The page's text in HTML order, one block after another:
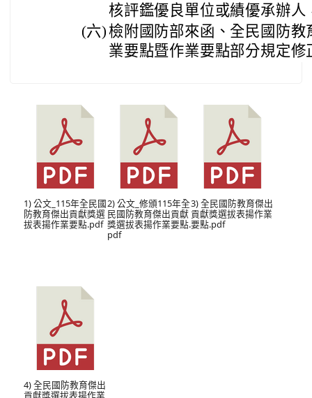
核評鑑優良單位或績優承辦
(六) 檢附國防部來函、全民國防
業要點暨作業要點部分規定修
1) 公文_115年全民國
防教育傑出貢獻獎選
拔表揚作業要點.pdf
2) 公文_修頒115年全
民國防教育傑出貢獻
獎選拔表揚作業要點.
pdf
3) 全民國防教育傑出
貢獻獎選拔表揚作業
要點.pdf
4) 全民國防教育傑出
貢獻獎選拔表揚作業